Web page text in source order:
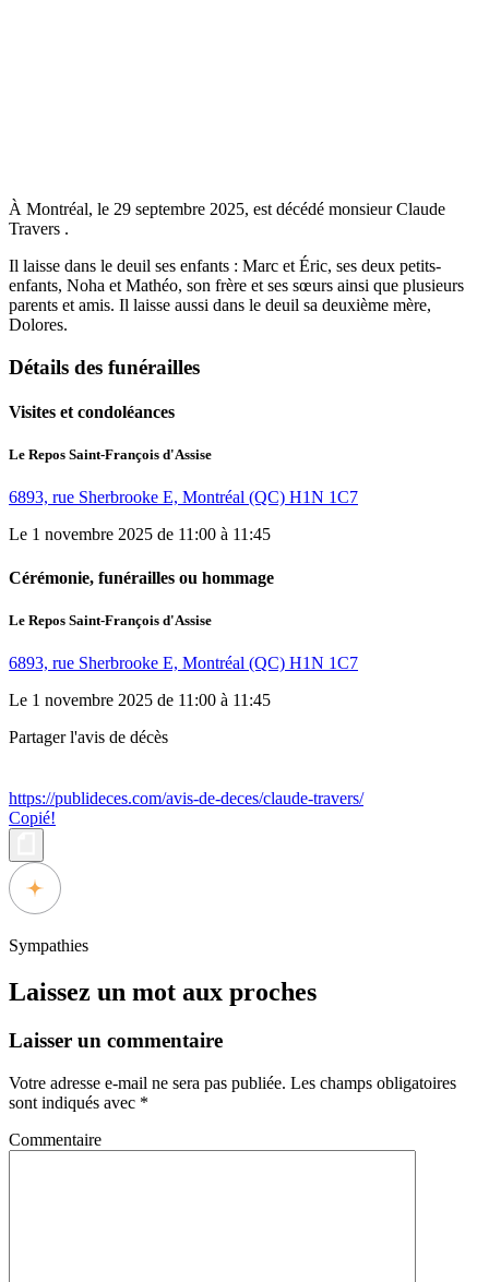
À Montréal, le 29 septembre 2025, est décédé monsieur Claude
Travers .
Il laisse dans le deuil ses enfants : Marc et Éric, ses deux petits-
enfants, Noha et Mathéo, son frère et ses sœurs ainsi que plusieurs
parents et amis. Il laisse aussi dans le deuil sa deuxième mère,
Dolores.
Détails des funérailles
Visites et condoléances
Le Repos Saint-François d'Assise
6893, rue Sherbrooke E, Montréal (QC) H1N 1C7
Le 1 novembre 2025 de 11:00 à 11:45
Cérémonie, funérailles ou hommage
Le Repos Saint-François d'Assise
6893, rue Sherbrooke E, Montréal (QC) H1N 1C7
Le 1 novembre 2025 de 11:00 à 11:45
Partager l'avis de décès
https://publideces.com/avis-de-deces/claude-travers/
Copié!
Sympathies
Laissez un mot aux proches
Laisser un commentaire
Votre adresse e-mail ne sera pas publiée. Les champs obligatoires
sont indiqués avec *
Commentaire